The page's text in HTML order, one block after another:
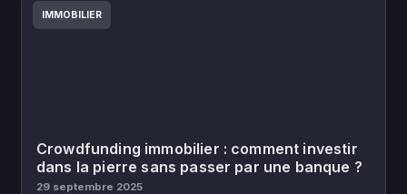
IMMOBILIER
Crowdfunding immobilier : comment investir
dans la pierre sans passer par une banque ?
29 septembre 2025